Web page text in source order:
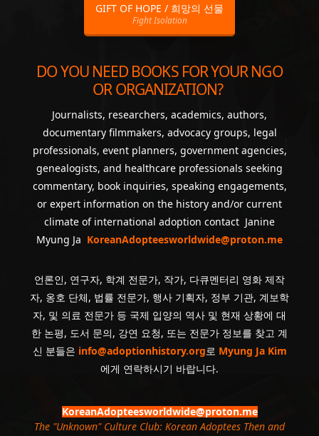
GIFT OF HOPE / 희망의 선물
Fight Isolation
DO YOU NEED BOOKS FOR YOUR NGO
OR ORGANIZATION?
Journalists, researchers, academics, authors,
documentary filmmakers, advocacy groups, legal
professionals, event planners, government agencies,
genealogists, and healthcare professionals seeking
commentary, book inquiries, speaking engagements,
or expert information on the history and/or current
climate of international adoption contact Janine
Myung Ja KoreanAdopteesworldwide@proton.me
언론인, 연구자, 학계 전문가, 작가, 다큐멘터리 영화 제작
자, 옹호 단체, 법률 전문가, 행사 기획자, 정부 기관, 계보학
자, 및 의료 전문가 등 국제 입양의 역사 및 현재 상황에 대
한 논평, 도서 문의, 강연 요청, 또는 전문가 정보를 찾고 계
신 분들은 info@adoptionhistory.org로 Myung Ja Kim
에게 연락하시기 바랍니다.
KoreanAdopteesworldwide@proton.me
The "Unknown" Culture Club: Korean Adoptees Then and